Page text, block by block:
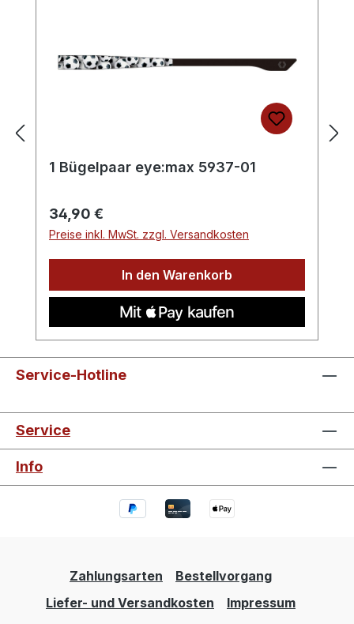
1 Bügelpaar eye:max 5937-01
Regulärer Preis:
34,90 €
Preise inkl. MwSt. zzgl. Versandkosten
In den Warenkorb
Service-Hotline
Service
Info
Zahlungsarten
Bestellvorgang
Liefer- und Versandkosten
Impressum